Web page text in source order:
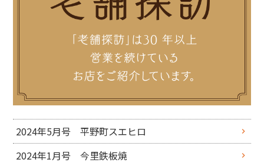
2024年5月号 平野町スエヒロ
2024年1月号 今里鉄板焼